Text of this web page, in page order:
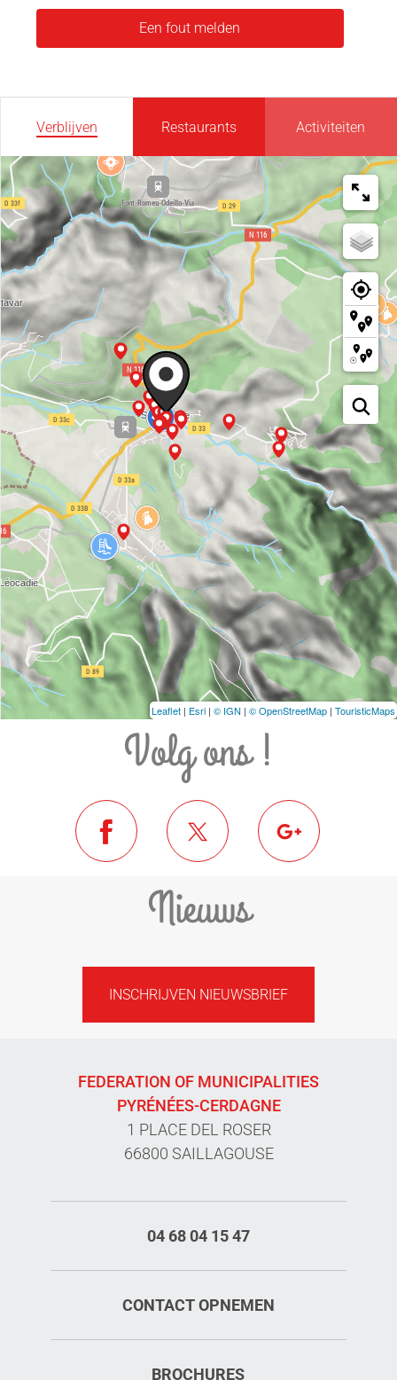
Een fout melden
Verblijven Restaurants Activiteiten
Leaflet | Esri | © IGN | © OpenStreetMap | TouristicMaps
Volg ons !
Nieuws
INSCHRIJVEN NIEUWSBRIEF
FEDERATION OF MUNICIPALITIES
PYRÉNÉES-CERDAGNE
1 PLACE DEL ROSER
66800 SAILLAGOUSE
04 68 04 15 47
CONTACT OPNEMEN
BROCHURES